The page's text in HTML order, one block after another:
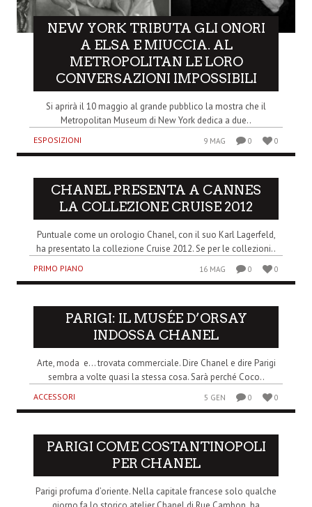
NEW YORK TRIBUTA GLI ONORI
A ELSA E MIUCCIA. AL
METROPOLITAN LE LORO
CONVERSAZIONI IMPOSSIBILI
Si aprirà il 10 maggio al grande pubblico la mostra che il
Metropolitan Museum di New York dedica a due..
ESPOSIZIONI 9 MAG 0 0
CHANEL PRESENTA A CANNES
LA COLLEZIONE CRUISE 2012
Puntuale come un orologio Chanel, con il suo Karl Lagerfeld,
ha presentato la collezione Cruise 2012. Se per le collezioni..
PRIMO PIANO 16 MAG 0 0
PARIGI: IL MUSÉE D’ORSAY
INDOSSA CHANEL
Arte, moda e… trovata commerciale. Dire Chanel e dire Parigi
sembra a volte quasi la stessa cosa. Sarà perché Coco..
ACCESSORI 5 GEN 0 0
PARIGI COME COSTANTINOPOLI
PER CHANEL
Parigi profuma d’oriente. Nella capitale francese solo qualche